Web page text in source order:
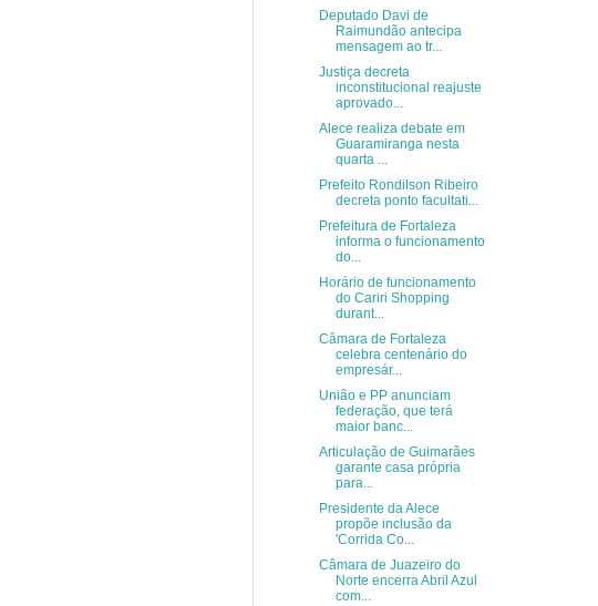
Deputado Davi de
Raimundão antecipa
mensagem ao tr...
Justiça decreta
inconstitucional reajuste
aprovado...
Alece realiza debate em
Guaramiranga nesta
quarta ...
Prefeito Rondilson Ribeiro
decreta ponto facultati...
Prefeitura de Fortaleza
informa o funcionamento
do...
Horário de funcionamento
do Cariri Shopping
durant...
Câmara de Fortaleza
celebra centenário do
empresár...
União e PP anunciam
federação, que terá
maior banc...
Articulação de Guimarães
garante casa própria
para...
Presidente da Alece
propõe inclusão da
'Corrida Co...
Câmara de Juazeiro do
Norte encerra Abril Azul
com...